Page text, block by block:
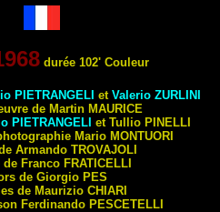
durée 102' Couleur
PIETRANGELI et Valerio ZURLINI
de Martin MAURICE
PIETRANGELI et Tullio PINELLI
Mario MONTUORI
Armando TROVAJOLI
de Franco FRATICELLI
de Giorgio PES
de Maurizio CHIARI
Ferdinando PESCETELLI